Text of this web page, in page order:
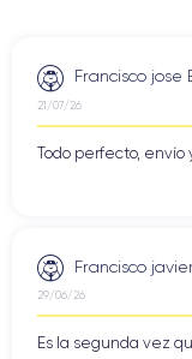
Francisco jose
21/07/26
Todo perfecto, envío
Francisco javier
29/06/26
Es la segunda vez